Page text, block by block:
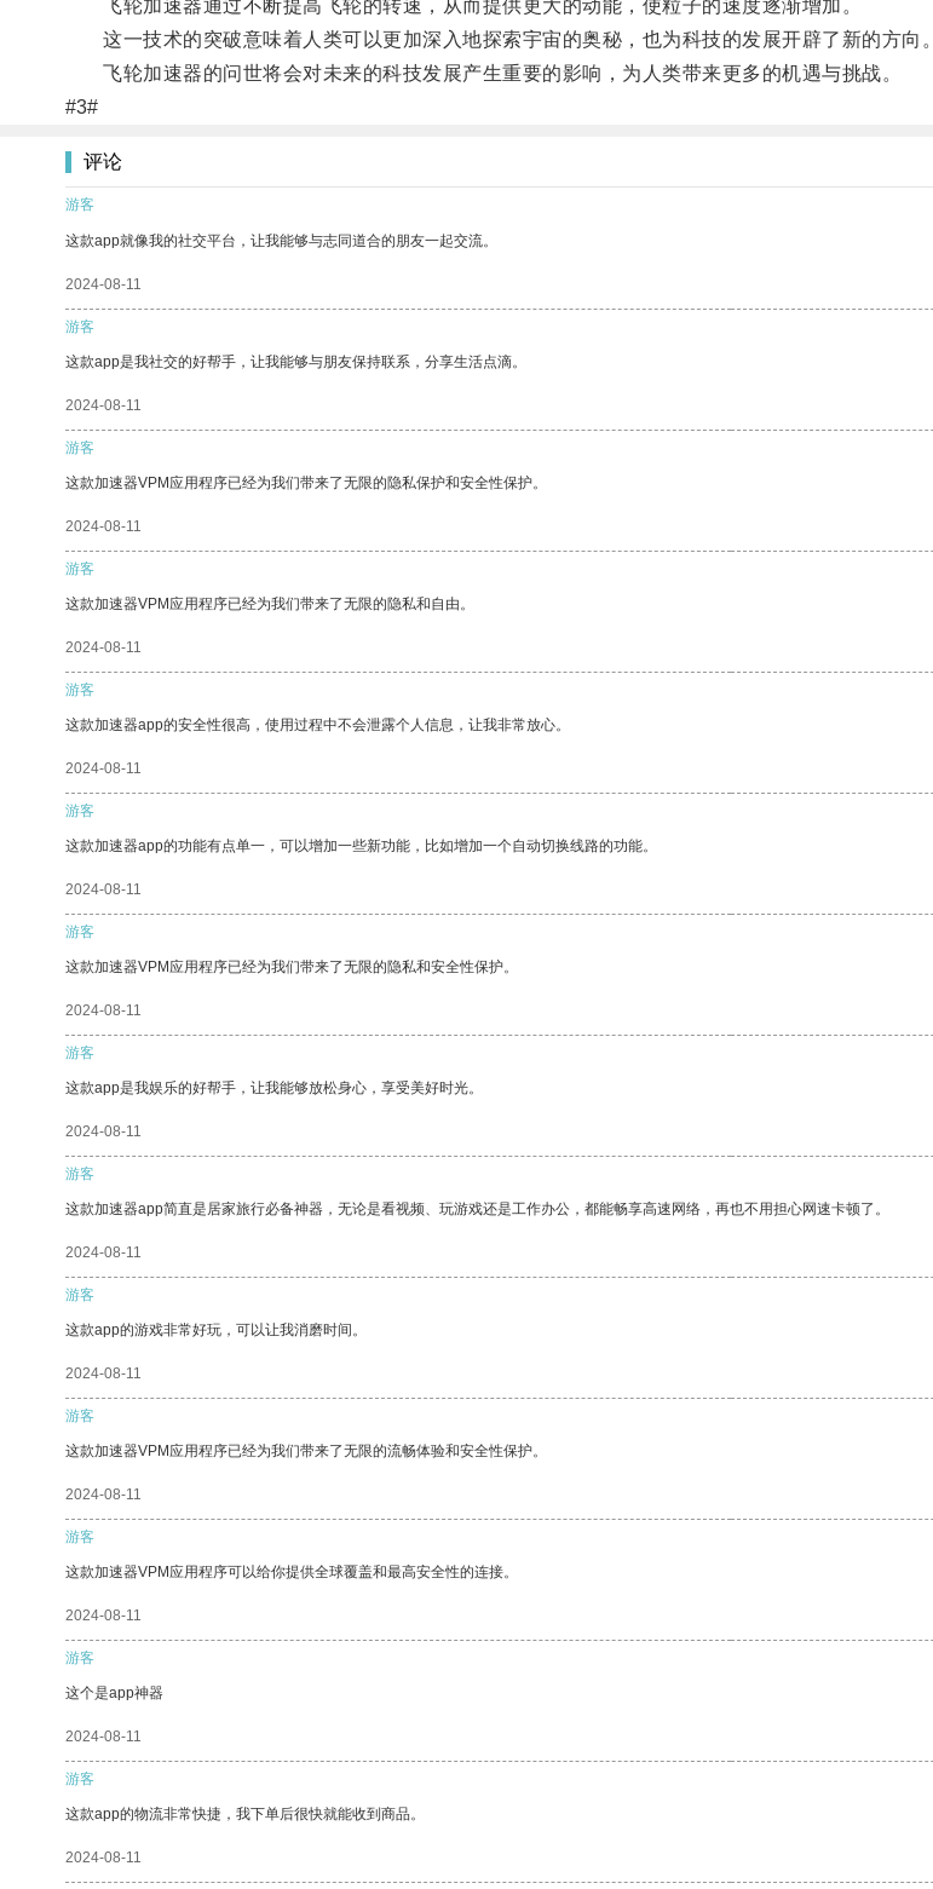
飞轮加速器通过不断提高飞轮的转速，从而提供更大的动能，使粒子的速度逐渐增加。
这一技术的突破意味着人类可以更加深入地探索宇宙的奥秘，也为科技的发展开辟了新的方向。
飞轮加速器的问世将会对未来的科技发展产生重要的影响，为人类带来更多的机遇与挑战。
#3#
评论
游客
这款app就像我的社交平台，让我能够与志同道合的朋友一起交流。
2024-08-11
游客
这款app是我社交的好帮手，让我能够与朋友保持联系，分享生活点滴。
2024-08-11
游客
这款加速器VPM应用程序已经为我们带来了无限的隐私保护和安全性保护。
2024-08-11
游客
这款加速器VPM应用程序已经为我们带来了无限的隐私和自由。
2024-08-11
游客
这款加速器app的安全性很高，使用过程中不会泄露个人信息，让我非常放心。
2024-08-11
游客
这款加速器app的功能有点单一，可以增加一些新功能，比如增加一个自动切换线路的功能。
2024-08-11
游客
这款加速器VPM应用程序已经为我们带来了无限的隐私和安全性保护。
2024-08-11
游客
这款app是我娱乐的好帮手，让我能够放松身心，享受美好时光。
2024-08-11
游客
这款加速器app简直是居家旅行必备神器，无论是看视频、玩游戏还是工作办公，都能畅享高速网络，再也不用担心网速卡顿了。
2024-08-11
游客
这款app的游戏非常好玩，可以让我消磨时间。
2024-08-11
游客
这款加速器VPM应用程序已经为我们带来了无限的流畅体验和安全性保护。
2024-08-11
游客
这款加速器VPM应用程序可以给你提供全球覆盖和最高安全性的连接。
2024-08-11
游客
这个是app神器
2024-08-11
游客
这款app的物流非常快捷，我下单后很快就能收到商品。
2024-08-11